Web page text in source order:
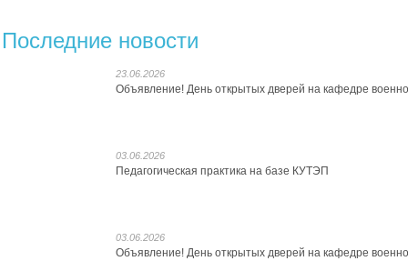
Последние новости
23.06.2026
Объявление! День открытых дверей на кафедре
03.06.2026
Педагогическая практика на базе КУТЭП
03.06.2026
Объявление! День открытых дверей на кафедре